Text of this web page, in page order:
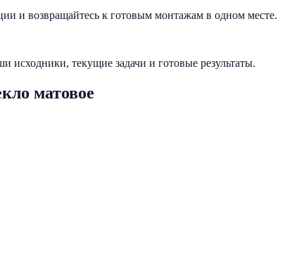
и возвращайтесь к готовым монтажам в одном месте.
исходники, текущие задачи и готовые результаты.
матовое